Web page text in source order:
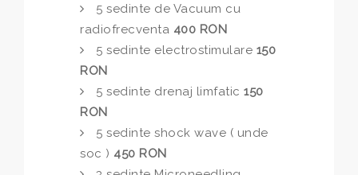
5 sedinte de Vacuum cu
radiofrecventa 400 RON
5 sedinte electrostimulare 150
RON
5 sedinte drenaj limfatic 150
RON
5 sedinte shock wave ( unde
soc ) 450 RON